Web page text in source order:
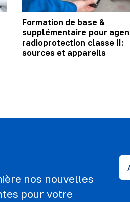
Formation de base &
supplémentaire pour
radioprotection classe II:
sources et appareils
nos nouvelles
pour votre